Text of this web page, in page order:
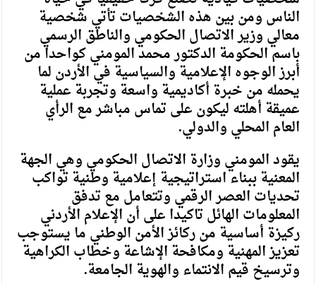
الناس ومن بين هذه الشخصيات تأتي شخصية
معالي وزير الاتصال الحكومي والناطق الرسمي
باسم الحكومة الدكتور محمد المومني كواحدا من
أبرز الوجوه الإعلامية والسياسية في الأردن لما
يحمله من خبرة أكاديمية واسعة وتجربة عملية
عميقة أهلته ليكون على تماس مباشر مع الرأي
العام المحلي والدولي.
يقود المومني وزارة الاتصال الحكومي وهي الجهة
المعنية ببناء استراتيجية إعلامية وطنية تواكب
تحديات العصر الرقمي وتتعامل مع تدفق
المعلومات الهائل تاكيدا على أن الإعلام الأردني
ركيزة أساسية من ركائز الأمن الوطني ما يستوجب
تعزيز المهنية ومكافحة الإشاعة وخطاب الكراهية
وترسيخ قيم الانتماء والهوية الجامعة.